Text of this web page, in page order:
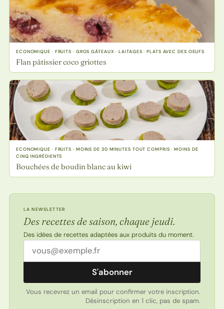
ECONOMIQUE · FRUITS · GROS GÂTEAUX · LAITAGES · PLATS AVEC DES OEUFS
Flan pâtissier coco griottes
ECONOMIQUE · FRUITS · MOINS DE 30 MINUTES TOUT COMPRIS · MOINS DE
CINQ INGRÉDIENTS
Bouchées de boudin blanc au kiwi
LA NEWSLETTER
Des recettes de saison, chaque jeudi.
Des idées de recettes adaptées aux produits du moment.
Adresse email
S'abonner
Vous recevrez un email pour confirmer votre inscription.
Désinscription en 1 clic, pas de spam.